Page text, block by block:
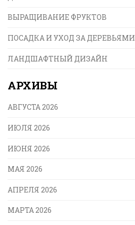
ВЫРАЩИВАНИЕ ФРУКТОВ
ПОСАДКА И УХОД ЗА ДЕРЕВЬЯМИ
ЛАНДШАФТНЫЙ ДИЗАЙН
АРХИВЫ
АВГУСТА 2026
ИЮЛЯ 2026
ИЮНЯ 2026
МАЯ 2026
АПРЕЛЯ 2026
МАРТА 2026